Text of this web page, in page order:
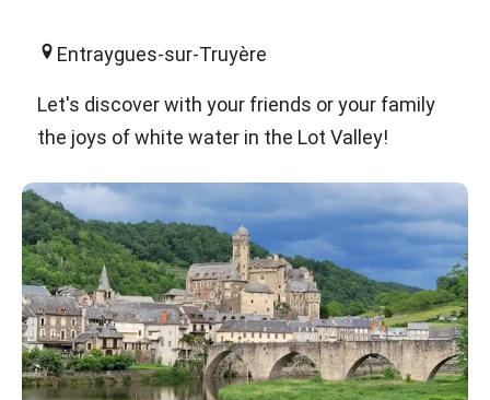
Entraygues-sur-Truyère
Let's discover with your friends or your family
the joys of white water in the Lot Valley!